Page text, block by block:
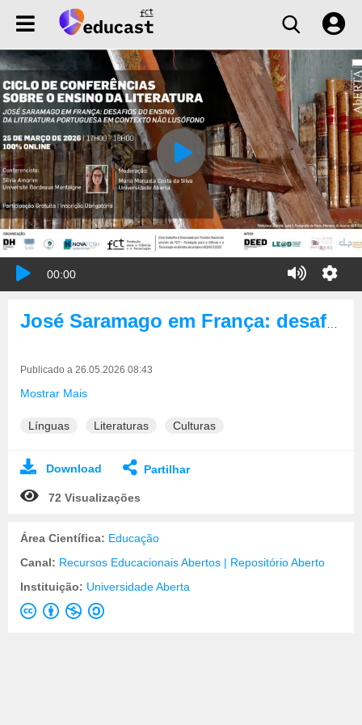
00:00
Publicado a 26.05.2026 08:43
Mostrar Mais
Línguas Literaturas Culturas
Download Partilhar
72 Visualizações
Área Científica: Educação
Canal: Recursos Educacionais Abertos | Repositório Aberto
Instituição: Universidade Aberta